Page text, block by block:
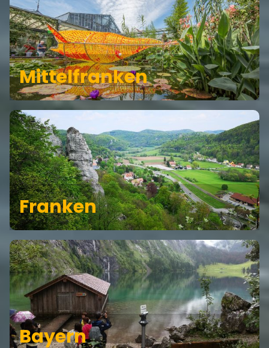
Mittelfranken
Franken
Bayern